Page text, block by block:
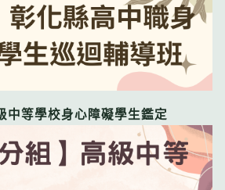
中等學校身心障礙學生鑑定